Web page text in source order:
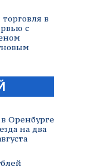
в
с
Оренбурге
на два